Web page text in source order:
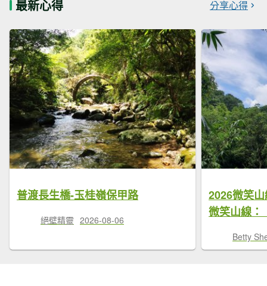
最新心得 分享心得
普渡長生橋-玉桂嶺保甲路
絕壁精靈 2026-08-06
2026微笑
微笑山線：
Betty